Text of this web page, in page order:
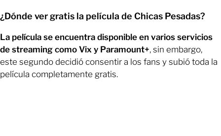
¿Dónde ver gratis la película de Chicas Pesadas?
La película se encuentra disponible en varios servicios
de streaming como Vix y Paramount+, sin embargo,
este segundo decidió consentir a los fans y subió toda la
película completamente gratis.